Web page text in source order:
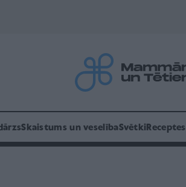
Skaistums un veselībaSvētki Receptes